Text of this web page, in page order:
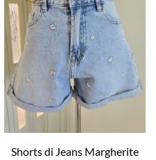
Shorts di Jeans Margherite